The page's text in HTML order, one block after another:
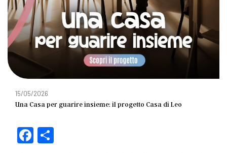
15/05/2026
Una Casa per guarire insieme: il progetto Casa di Leo
F